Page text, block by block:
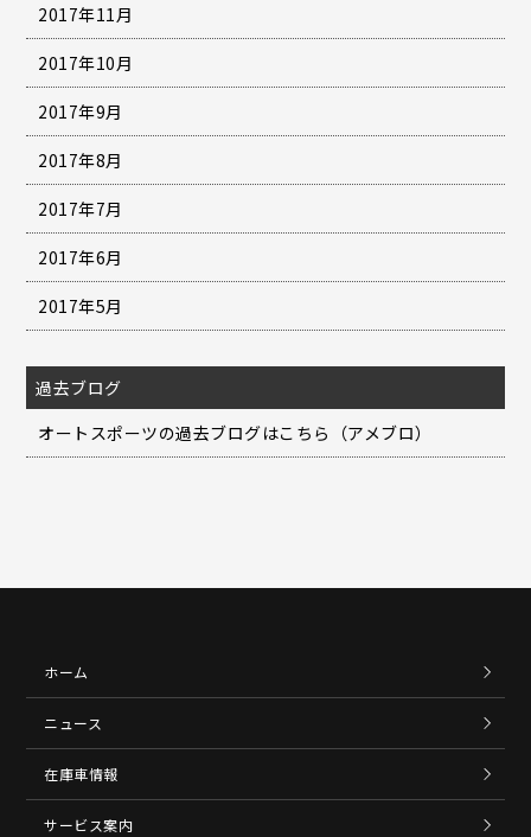
2017年11月
2017年10月
2017年9月
2017年8月
2017年7月
2017年6月
2017年5月
過去ブログ
オートスポーツの過去ブログはこちら（アメブロ）
ホーム
ニュース
在庫車情報
サービス案内